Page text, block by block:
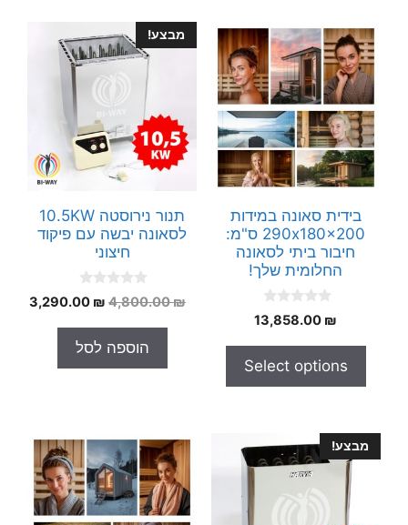
בידית סאונה במידות
290x180x200 ס"מ:
חיבור ביתי לסאונה
החלומית שלך!
0
o
o
5
13,858.00 ₪
Select options
מבצע!
תנור נירוסטה 10.5KW
לסאונה יבשה עם פיקוד
חיצוני
0
o
o
5
4,800.00₪
המחיר
היה:
4,800.00 ₪.
3,290.00 ₪
הוספה לסל
מבצע!